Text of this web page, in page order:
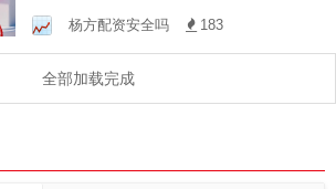
行以博弈平衡为特征的阶段
背景下天金加银投
杨方配资安全吗 183
全部加载完成